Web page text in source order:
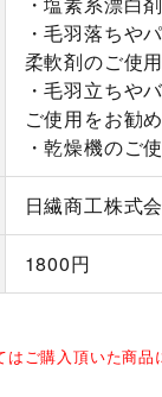
・毛羽落ちや
柔軟剤のご使
・毛羽立ちや
ご使用をお勧め
・乾燥機のご
日繊商工株式
1800円
ご購入頂いた商品